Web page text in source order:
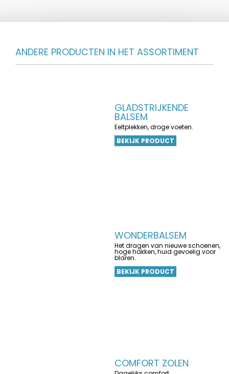
ANDERE PRODUCTEN IN HET ASSORTIMENT
GLADSTRIJKENDE
BALSEM
Eeltplekken, droge voeten.
BEKIJK PRODUCT
WONDERBALSEM
Het dragen van nieuwe schoenen,
hoge hakken, huid gevoelig voor
blaren.
BEKIJK PRODUCT
COMFORT ZOLEN